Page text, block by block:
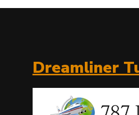
Dreamliner